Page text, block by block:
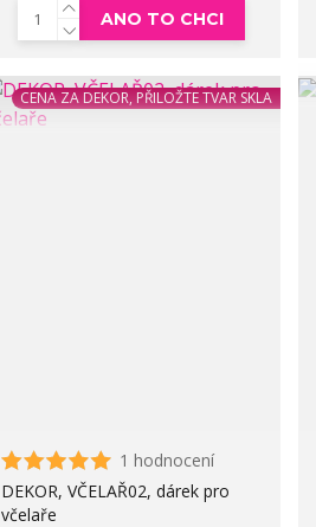
ANO TO CHCI
CENA ZA DEKOR, PŘILOŽTE TVAR SKLA
1 hodnocení
DEKOR, VČELAŘ02, dárek pro
včelaře